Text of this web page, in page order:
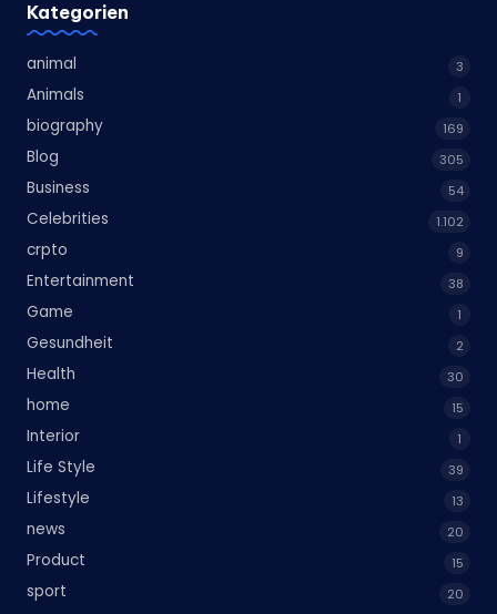
Kategorien
animal 3
Animals 1
biography 169
Blog 305
Business 54
Celebrities 1.102
crpto 9
Entertainment 38
Game 1
Gesundheit 2
Health 30
home 15
Interior 1
Life Style 39
Lifestyle 13
news 20
Product 15
sport 20